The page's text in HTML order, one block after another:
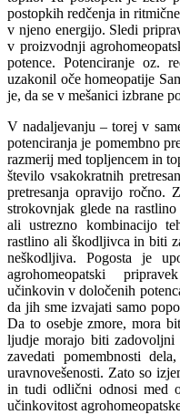
postopkih redčenja in
v njeno energijo. Sledi
v proizvodnji
potence. Potenciranje oz.
uzakonil oče homeopatije
je, da se v mešanici izbrane
V nadaljevanju – torej v
potenciranja je pomembno
razmerij med topljencem in
število vsakokratnih
pretresanja opravijo ročno.
strokovnjak glede na
ali ustrezno kombinacijo
rastlino ali škodljivca in biti
neškodljiva. Pogosta je
agrohomeopatski
učinkovin v določenih
da jih sme izvajati samo
Da to osebje zmore, mora
ljudje morajo biti zadovoljni
zavedati pomembnosti
uravnovešenosti. Zato so
in tudi odlični odnosi med
učinkovitost